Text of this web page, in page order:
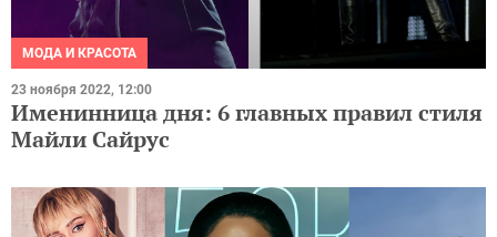
МОДА И КРАСОТА
23 ноября 2022, 12:00
Именинница дня: 6 главных правил стиля
Майли Сайрус